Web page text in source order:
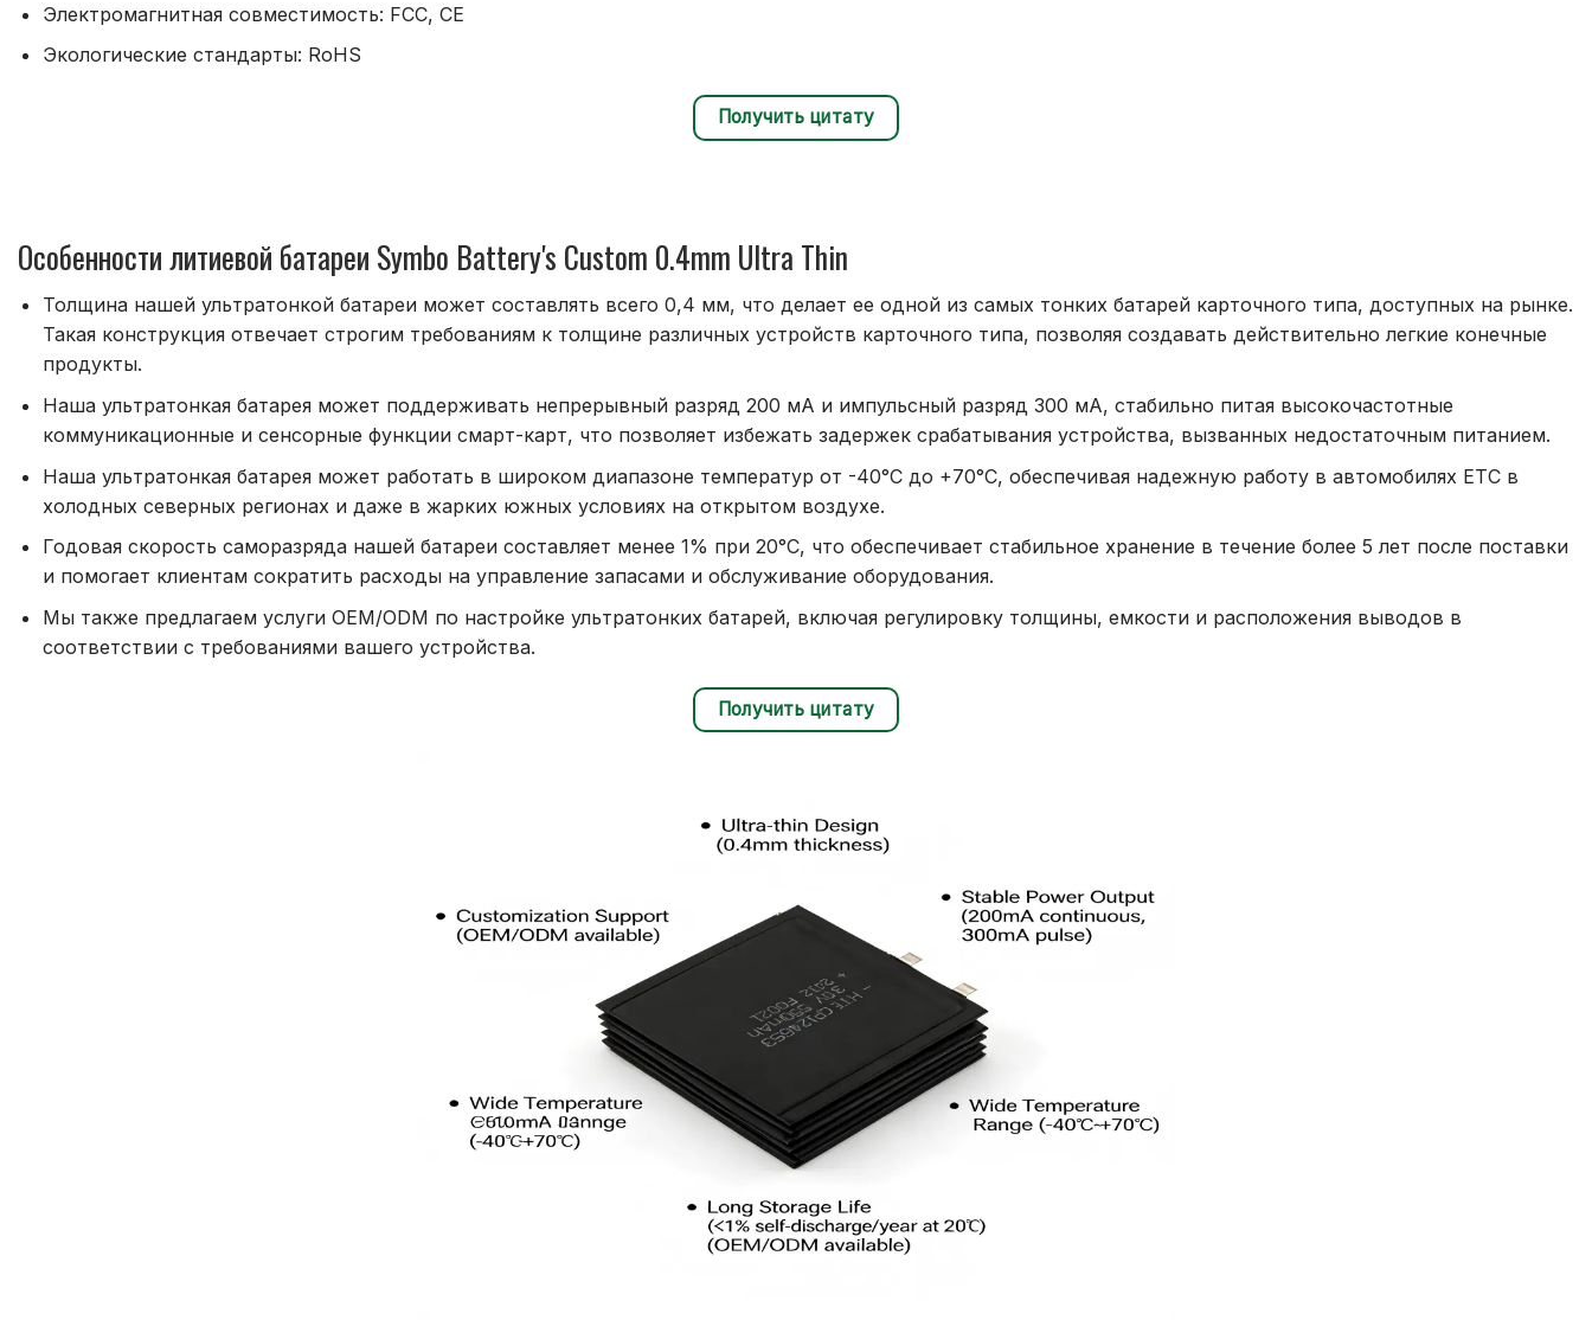
Электромагнитная совместимость: FCC, CE
Экологические стандарты: RoHS
Получить цитату
Особенности литиевой батареи Symbo Battery's Custom 0.4mm Ultra Thin
Толщина нашей ультратонкой батареи может составлять всего 0,4 мм, что делает ее одной из самых тонких батарей карточного типа, доступных на рынке.
Такая конструкция отвечает строгим требованиям к толщине различных устройств карточного типа, позволяя создавать действительно легкие конечные
продукты.
Наша ультратонкая батарея может поддерживать непрерывный разряд 200 мА и импульсный разряд 300 мА, стабильно питая высокочастотные
коммуникационные и сенсорные функции смарт-карт, что позволяет избежать задержек срабатывания устройства, вызванных недостаточным питанием.
Наша ультратонкая батарея может работать в широком диапазоне температур от -40°C до +70°C, обеспечивая надежную работу в автомобилях ETC в
холодных северных регионах и даже в жарких южных условиях на открытом воздухе.
Годовая скорость саморазряда нашей батареи составляет менее 1% при 20°C, что обеспечивает стабильное хранение в течение более 5 лет после поставки
и помогает клиентам сократить расходы на управление запасами и обслуживание оборудования.
Мы также предлагаем услуги OEM/ODM по настройке ультратонких батарей, включая регулировку толщины, емкости и расположения выводов в
соответствии с требованиями вашего устройства.
Получить цитату